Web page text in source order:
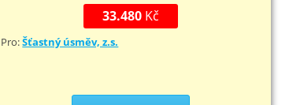
33.480 Kč
Pro:Šťastný úsměv, z.s.